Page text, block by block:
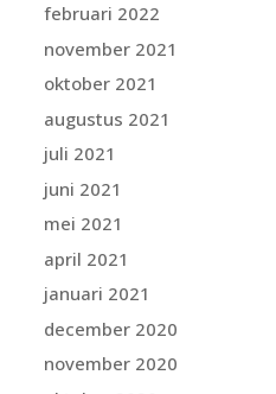
februari 2022
november 2021
oktober 2021
augustus 2021
juli 2021
juni 2021
mei 2021
april 2021
januari 2021
december 2020
november 2020